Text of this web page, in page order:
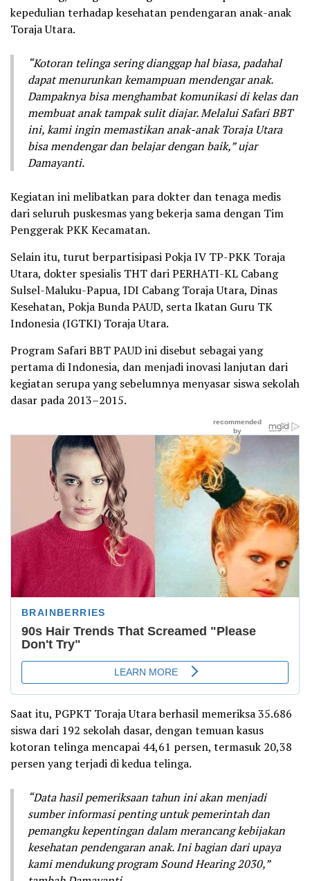
kepedulian terhadap kesehatan pendengaran anak-anak
Toraja Utara.
“Kotoran telinga sering dianggap hal biasa, padahal
dapat menurunkan kemampuan mendengar anak.
Dampaknya bisa menghambat komunikasi di kelas dan
membuat anak tampak sulit diajar. Melalui Safari BBT
ini, kami ingin memastikan anak-anak Toraja Utara
bisa mendengar dan belajar dengan baik,” ujar
Damayanti.
Kegiatan ini melibatkan para dokter dan tenaga medis
dari seluruh puskesmas yang bekerja sama dengan Tim
Penggerak PKK Kecamatan.
Selain itu, turut berpartisipasi Pokja IV TP-PKK Toraja
Utara, dokter spesialis THT dari PERHATI-KL Cabang
Sulsel-Maluku-Papua, IDI Cabang Toraja Utara, Dinas
Kesehatan, Pokja Bunda PAUD, serta Ikatan Guru TK
Indonesia (IGTKI) Toraja Utara.
Program Safari BBT PAUD ini disebut sebagai yang
pertama di Indonesia, dan menjadi inovasi lanjutan dari
kegiatan serupa yang sebelumnya menyasar siswa sekolah
dasar pada 2013–2015.
Saat itu, PGPKT Toraja Utara berhasil memeriksa 35.686
siswa dari 192 sekolah dasar, dengan temuan kasus
kotoran telinga mencapai 44,61 persen, termasuk 20,38
persen yang terjadi di kedua telinga.
“Data hasil pemeriksaan tahun ini akan menjadi
sumber informasi penting untuk pemerintah dan
pemangku kepentingan dalam merancang kebijakan
kesehatan pendengaran anak. Ini bagian dari upaya
kami mendukung program Sound Hearing 2030,”